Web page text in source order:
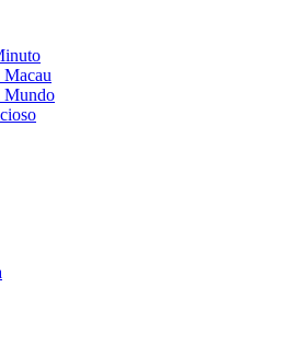
Mundo